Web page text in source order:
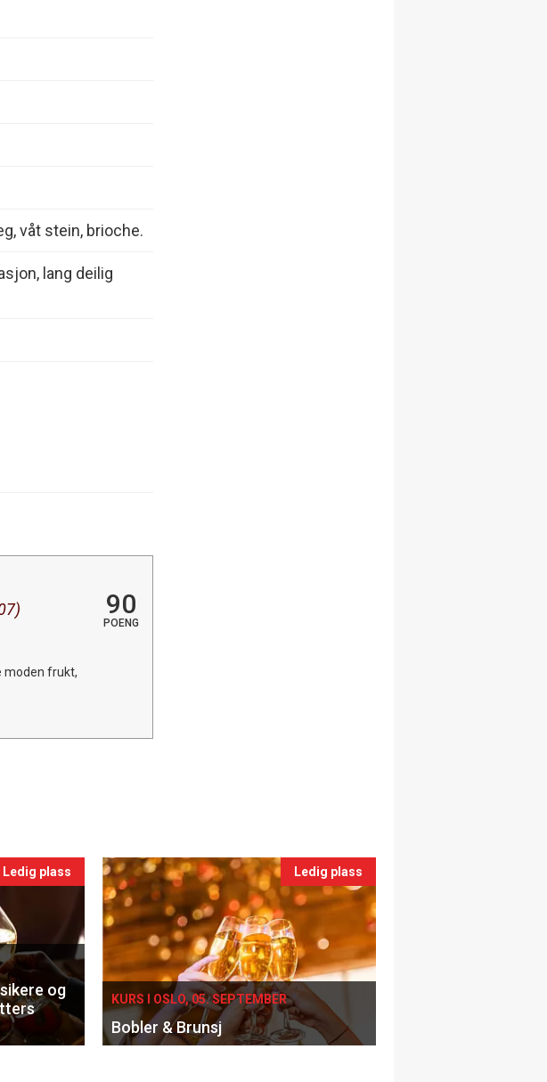
våt stein, brioche.
lang deilig
90
POENG
moden frukt,
Ledig plass
og
Ledig plass
KURS I OSLO, 05. SEPTEMBER
Bobler & Brunsj